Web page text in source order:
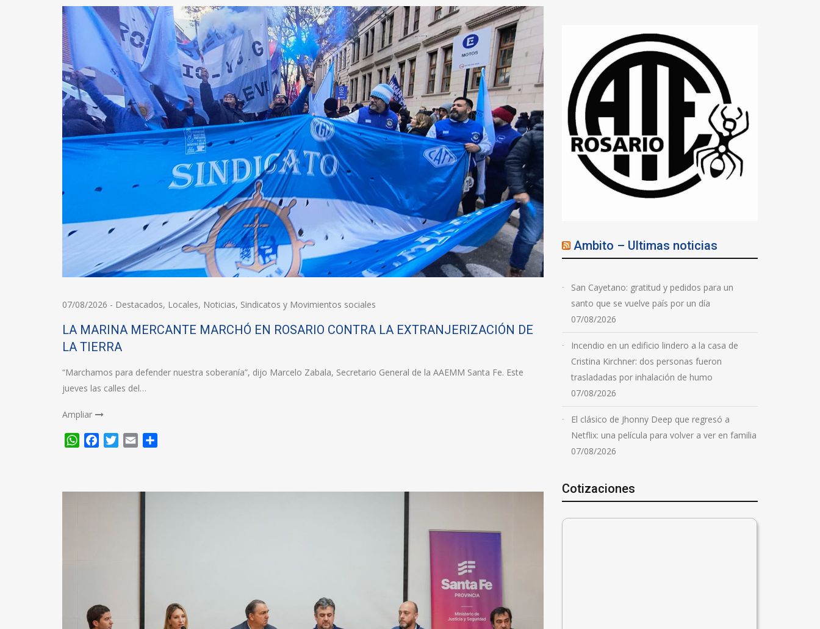
07/08/2026 - Destacados, Locales, Noticias, Sindicatos y Movimientos sociales
LA MARINA MERCANTE MARCHÓ EN ROSARIO CONTRA LA EXTRANJERIZACIÓN DE
LA TIERRA
“Marchamos para defender nuestra soberanía”, dijo Marcelo Zabala, Secretario General de la AAEMM Santa Fe. Este
jueves las calles del…
Ampliar
WhatsApp
FacebookTwitter
Email
Ambito – Ultimas noticias
San Cayetano: gratitud y pedidos para un
santo que se vuelve país por un día
07/08/2026
Incendio en un edificio lindero a la casa de
Cristina Kirchner: dos personas fueron
trasladadas por inhalación de humo
07/08/2026
El clásico de Jhonny Deep que regresó a
Netflix: una película para volver a ver en familia
07/08/2026
Cotizaciones